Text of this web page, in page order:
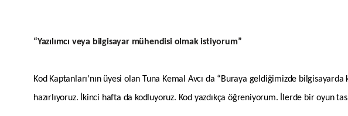
“Yazılımcı veya bilgisayar mühendisi olmak istiyorum”
Kod Kaptanları’nın üyesi olan Tuna Kemal Avcı da “Buraya geldiğimizde
hazırlıyoruz. İkinci hafta da kodluyoruz. Kod yazdıkça öğreniyorum. İlerde bir oyun